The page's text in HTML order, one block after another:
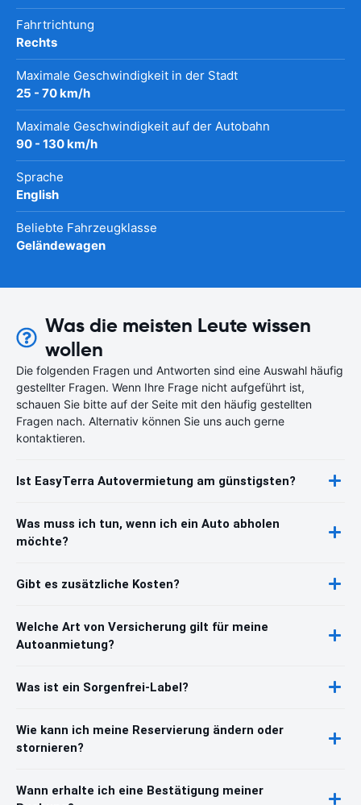
Fahrtrichtung
Rechts
Maximale Geschwindigkeit in der Stadt
25 - 70 km/h
Maximale Geschwindigkeit auf der Autobahn
90 - 130 km/h
Sprache
English
Beliebte Fahrzeugklasse
Geländewagen
Was die meisten Leute wissen
wollen
Die folgenden Fragen und Antworten sind eine Auswahl häufig
gestellter Fragen. Wenn Ihre Frage nicht aufgeführt ist,
schauen Sie bitte auf der Seite mit den häufig gestellten
Fragen nach. Alternativ können Sie uns auch gerne
kontaktieren.
Ist EasyTerra Autovermietung am günstigsten?
Was muss ich tun, wenn ich ein Auto abholen
möchte?
Gibt es zusätzliche Kosten?
Welche Art von Versicherung gilt für meine
Autoanmietung?
Was ist ein Sorgenfrei-Label?
Wie kann ich meine Reservierung ändern oder
stornieren?
Wann erhalte ich eine Bestätigung meiner